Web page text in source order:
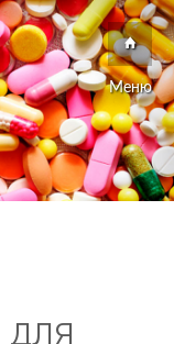
Меню